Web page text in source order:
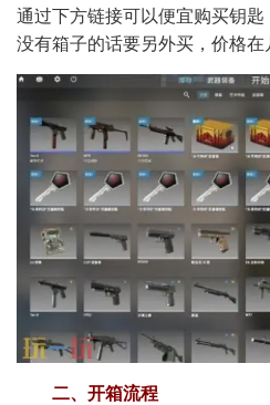
通过下方链接可以便宜购买钥匙
没有箱子的话要另外买，价格在
二、开箱流程